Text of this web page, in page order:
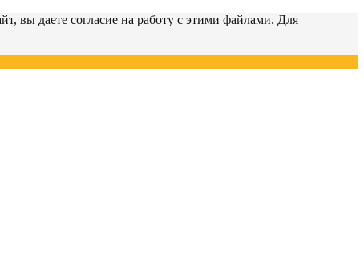
вы даете согласие на работу с этими файлами. Для